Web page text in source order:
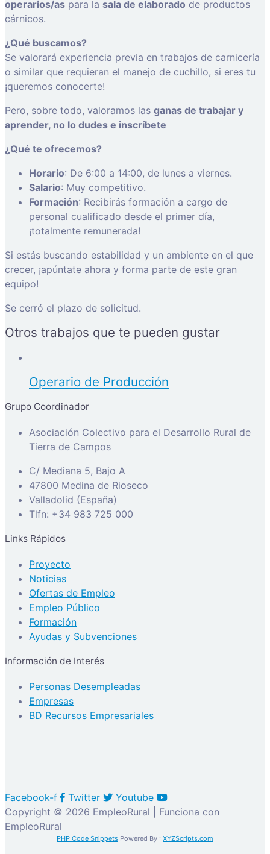
operarios/as para la sala de elaborado de productos
cárnicos.
¿Qué buscamos?
Se valorará experiencia previa en trabajos de carnicería
o similar que requieran el manejo de cuchillo, si eres tu
¡queremos conocerte!
Pero, sobre todo, valoramos las ganas de trabajar y
aprender, no lo dudes e inscríbete
¿Qué te ofrecemos?
Horario: De 6:00 a 14:00, de lunes a viernes.
Salario: Muy competitivo.
Formación: Recibirás formación a cargo de
personal cualificado desde el primer día,
¡totalmente remunerada!
Si estás buscando estabilidad y un ambiente en el que
crecer, ¡apúntate ahora y forma parte de este gran
equipo!
Se cerró el plazo de solicitud.
Otros trabajos que te pueden gustar
Operario de Producción
Grupo Coordinador
Asociación Colectivo para el Desarrollo Rural de
Tierra de Campos
C/ Mediana 5, Bajo A
47800 Medina de Rioseco
Valladolid (España)
Tlfn: +34 983 725 000
Links Rápidos
Proyecto
Noticias
Ofertas de Empleo
Empleo Público
Formación
Ayudas y Subvenciones
Información de Interés
Personas Desempleadas
Empresas
BD Recursos Empresariales
Facebook-f Twitter
Youtube
Copyright © 2026 EmpleoRural | Funciona con
EmpleoRural
PHP Code Snippets Powered By : XYZScripts.com